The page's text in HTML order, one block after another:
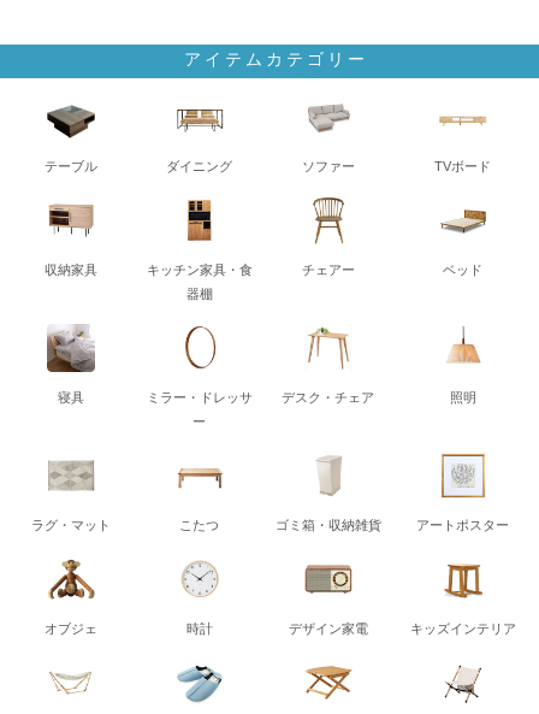
アイテムカテゴリー
テーブル ダイニング ソファー TVボード
収納家具
キッチン家具・食
器棚
チェアー ベッド
寝具
ミラー・ドレッサ
ー
デスク・チェア 照明
ラグ・マット こたつ ゴミ箱・収納雑貨 アートポスター
オブジェ 時計 デザイン家電 キッズインテリア